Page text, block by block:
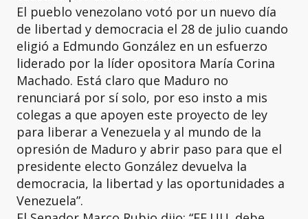
El pueblo venezolano votó por un nuevo día
de libertad y democracia el 28 de julio cuando
eligió a Edmundo González en un esfuerzo
liderado por la líder opositora María Corina
Machado. Está claro que Maduro no
renunciará por sí solo, por eso insto a mis
colegas a que apoyen este proyecto de ley
para liberar a Venezuela y al mundo de la
opresión de Maduro y abrir paso para que el
presidente electo González devuelva la
democracia, la libertad y las oportunidades a
Venezuela”.